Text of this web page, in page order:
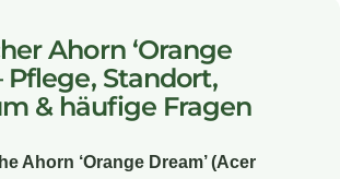
Ahorn ‘Orange
Pflege, Standort,
& häufige Fragen
Ahorn ‘Orange Dream’ (Acer